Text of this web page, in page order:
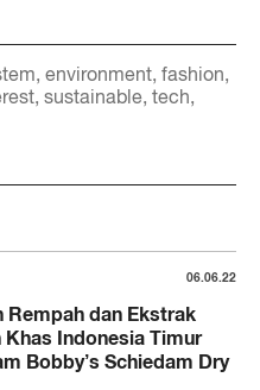
environment fashion
sustainable tech
06.06.22
Rempah dan Ekstrak
Khas Indonesia Timur
Bobby’s Schiedam Dry